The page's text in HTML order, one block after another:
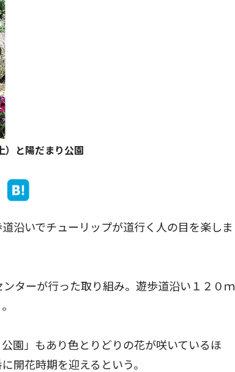
）と陽だまり公園
沿いでチューリップが道行く人の目を楽しま
ターが行った取り組み。遊歩道沿い１２０ｍ
園」もあり色とりどりの花が咲いているほ
開花時期を迎えるという。